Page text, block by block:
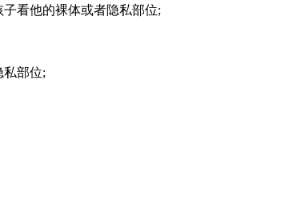
看他的裸体或者隐私部位;
私部位;